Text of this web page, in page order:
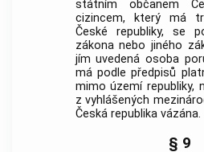
státním občanem
cizincem, který má
České republiky, se
zákona nebo jiného
jím uvedená osoba
má podle předpisů
mimo území republiky,
z vyhlášených
Česká republika vázána.
§ 9